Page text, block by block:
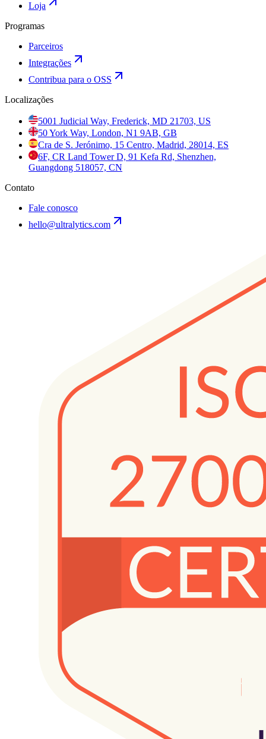
Loja
Programas
Parceiros
Integrações
Contribua para o OSS
Localizações
5001 Judicial Way, Frederick, MD 21703, US
50 York Way, London, N1 9AB, GB
Cra de S. Jerónimo, 15 Centro, Madrid, 28014, ES
6F, CR Land Tower D, 91 Kefa Rd, Shenzhen,
Guangdong 518057, CN
Contato
Fale conosco
hello@ultralytics.com